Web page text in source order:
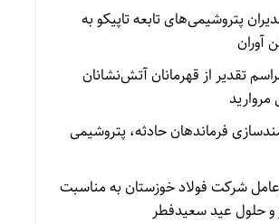
پتروشیمی‌های تابعه تاپیکو به
آوران
تقدیر از قهرمانان آتش‌نشانان
فرماندهان حادثه، پتروشیمی
شرکت فولاد خوزستان به مناسبت
و حلول عید سعیدفطر